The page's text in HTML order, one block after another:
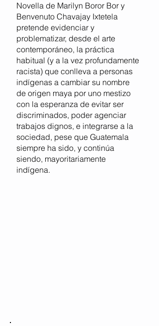
Novella de Marilyn Boror Bor y
Benvenuto Chavajay Ixtetela
pretende evidenciar y
problematizar, desde el arte
contemporáneo, la práctica
habitual (y a la vez profundamente
racista) que conlleva a personas
indígenas a cambiar su nombre
de origen maya por uno mestizo
con la esperanza de evitar ser
discriminados, poder agenciar
trabajos dignos, e integrarse a la
sociedad, pese que Guatemala
siempre ha sido, y continúa
siendo, mayoritariamente
indígena.